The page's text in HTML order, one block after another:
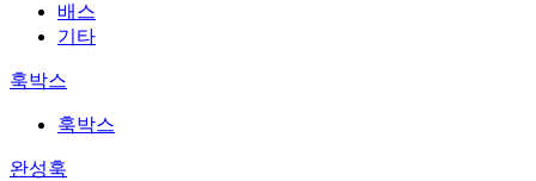
배스
기타
훅박스
훅박스
완성훅